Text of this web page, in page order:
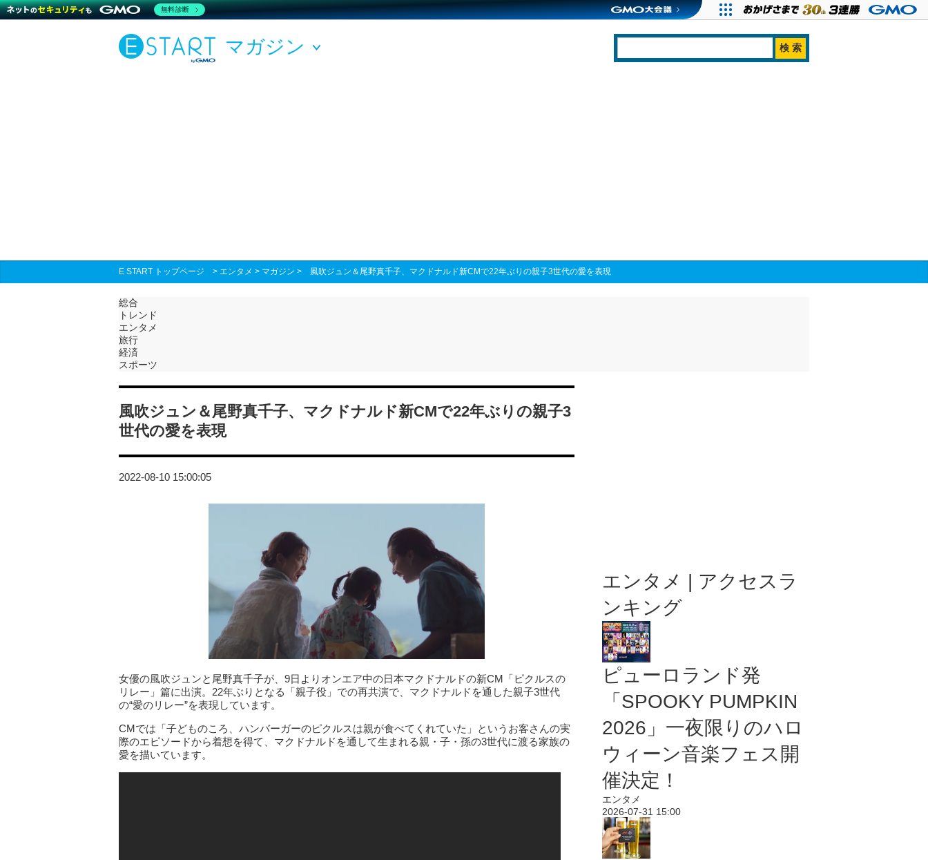
マガジン
E START トップページ > エンタメ > マガジン > 風吹ジュン＆尾野真千子、マクドナルド新CMで22年ぶりの親子3世代の愛を表現
総合
トレンド
エンタメ
旅行
経済
スポーツ
風吹ジュン＆尾野真千子、マクドナルド新CMで22年ぶりの親子3
世代の愛を表現
2022-08-10 15:00:05
女優の風吹ジュンと尾野真千子が、9日よりオンエア中の日本マクドナルドの新CM「ピクルスの
リレー」篇に出演。22年ぶりとなる「親子役」での再共演で、マクドナルドを通した親子3世代
の“愛のリレー”を表現しています。
CMでは「子どものころ、ハンバーガーのピクルスは親が食べてくれていた」というお客さんの実
際のエピソードから着想を得て、マクドナルドを通して生まれる親・子・孫の3世代に渡る家族の
愛を描いています。
エンタメ | アクセスラ
ンキング
ピューロランド発
「SPOOKY PUMPKIN
2026」一夜限りのハロ
ウィーン音楽フェス開
催決定！
エンタメ
2026-07-31 15:00
無料診断